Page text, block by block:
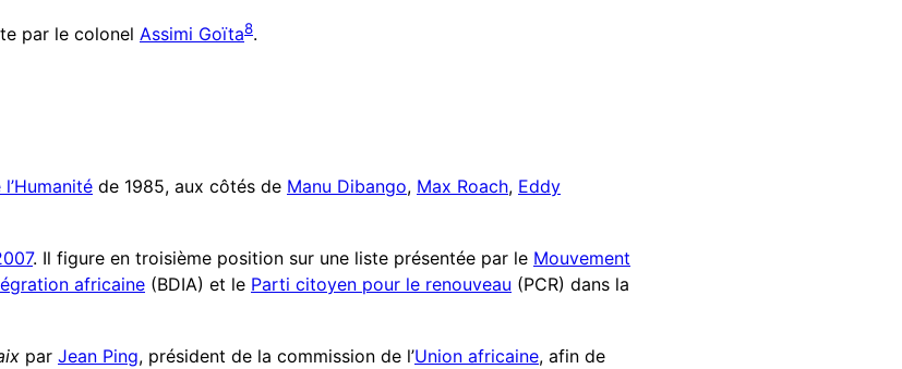
par le colonel Assimi Goïta8.
de 1985, aux côtés de Manu Dibango, Max Roach, Eddy
. Il figure en troisième position sur une liste présentée par le Mouvement
africaine (BDIA) et le Parti citoyen pour le renouveau (PCR) dans la
par Jean Ping, président de la commission de l’Union africaine, afin de